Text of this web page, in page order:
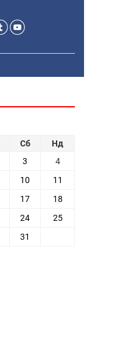
Сб
Нд
3
4
10
11
17
18
24
25
31